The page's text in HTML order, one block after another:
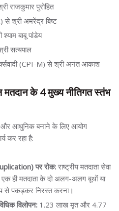
राजकुमार पुरोहित
से श्री अमरेंद्र बिष्ट
बाबू पांडेय
सत्यपाल
(CPI-M) से श्री अनंत आकाश
मतदान के 4 मुख्य नीतिगत स्तंभ
और आधुनिक बनाने के लिए आयोग
कर रहा है:
पर रोक:राष्ट्रीय मतदाता सेवा
एक ही मतदाता के दो अलग-अलग बूथों या
से पकड़कर निरस्त करना।
विलोपन: 1.23 लाख मृत और 4.77